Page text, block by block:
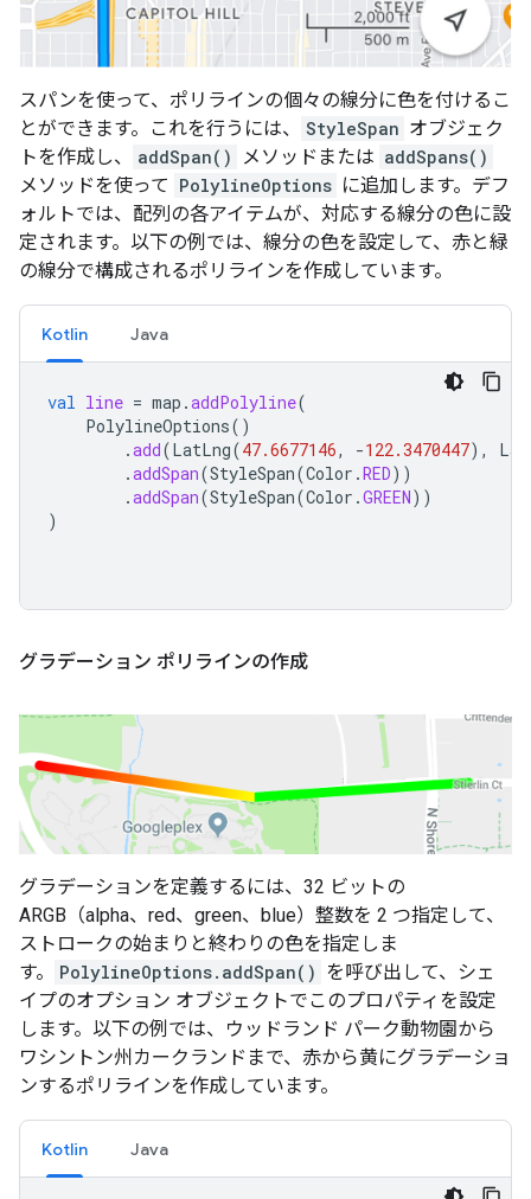
スパンを使って、ポリラインの個々の線分に色を付けるこ
とができます。これを行うには、
StyleSpan オブジェク
トを作成し、
addSpan() メソッドまたは addSpans()
メソッドを使って PolylineOptions に追加します。デフ
ォルトでは、配列の各アイテムが、対応する線分の色に設
定されます。以下の例では、線分の色を設定して、赤と緑
の線分で構成されるポリラインを作成しています。
Kotlin Java
val line = map .addPolyline(
PolylineOptions()
.add(LatLng(47.6677146, -122.3470447),
.addSpan(StyleSpan(Color .RED))
.addSpan(StyleSpan(Color .GREEN))
)
グラデーション ポリラインの作成
グラデーションを定義するには、32 ビットの
ARGB（alpha、red、green、blue）整数を 2 つ指定して、
ストロークの始まりと終わりの色を指定しま
す。
PolylineOptions.addSpan() を呼び出して、シェ
イプのオプション オブジェクトでこのプロパティを設定
します。以下の例では、ウッドランド パーク動物園から
ワシントン州カークランドまで、赤から黄にグラデーショ
ンするポリラインを作成しています。
Kotlin Java